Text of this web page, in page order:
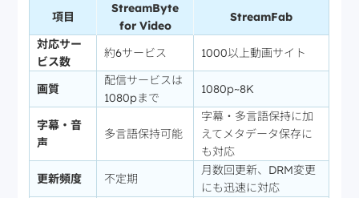
項目
StreamByte
for Video
StreamFab
対応サー
ビス数
約6サービス 1000以上動画サイト
画質
配信サービスは
1080pまで
1080p~8K
字幕・音
声
多言語保持可能
字幕・多言語保持に加
えてメタデータ保存に
も対応
更新頻度
不定期
月数回更新、DRM変更
にも迅速に対応